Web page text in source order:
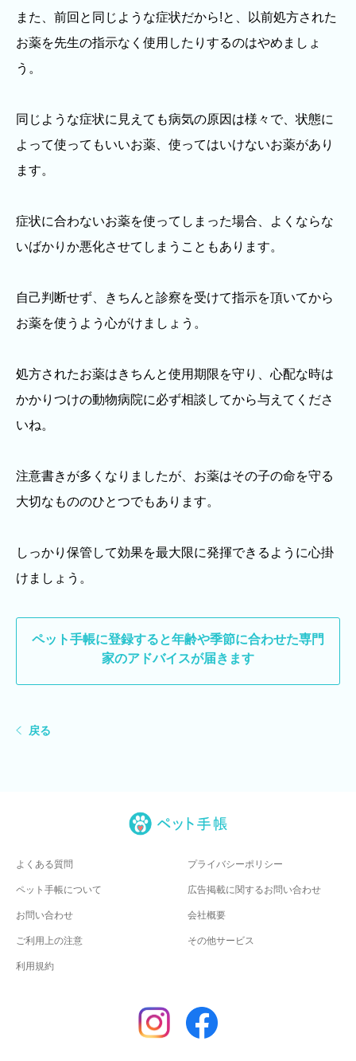
また、前回と同じような症状だから!と、以前処方された
お薬を先生の指示なく使用したりするのはやめましょ
う。
同じような症状に見えても病気の原因は様々で、状態に
よって使ってもいいお薬、使ってはいけないお薬があり
ます。
症状に合わないお薬を使ってしまった場合、よくならな
いばかりか悪化させてしまうこともあります。
自己判断せず、きちんと診察を受けて指示を頂いてから
お薬を使うよう心がけましょう。
処方されたお薬はきちんと使用期限を守り、心配な時は
かかりつけの動物病院に必ず相談してから与えてくださ
いね。
注意書きが多くなりましたが、お薬はその子の命を守る
大切なもののひとつでもあります。
しっかり保管して効果を最大限に発揮できるように心掛
けましょう。
ペット手帳に登録すると年齢や季節に合わせた専門
家のアドバイスが届きます
戻る
よくある質問
ペット手帳について
お問い合わせ
ご利用上の注意
利用規約
プライバシーポリシー
広告掲載に関するお問い合わせ
会社概要
その他サービス